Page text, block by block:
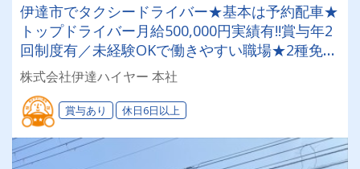
伊達市でタクシードライバー★基本は予約配車★
トップドライバー月給500,000円実績有!!賞与年2
回制度有／未経験OKで働きやすい職場★2種免許
取得費用は会社負担！
株式会社伊達ハイヤー 本社
賞与あり 休日6日以上